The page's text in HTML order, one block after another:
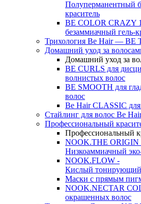
Полуперманентный
краситель
BE COLOR CRAZY
безаммиачный гель-
Трихология Be Hair — BE
Домашний уход за
Домашний уход за
BE CURLS для
волнистых волос
BE SMOOTH для
волос
Be Hair CLASSIC
Стайлинг для волос Be
Профессиональный
Профессиональный
NOOK.THE ORIGIN
Низкоаммиачный
NOOK.FLOW -
Кислый тонирующий
Маски с прямым
NOOK.NECTAR
окрашенных волос